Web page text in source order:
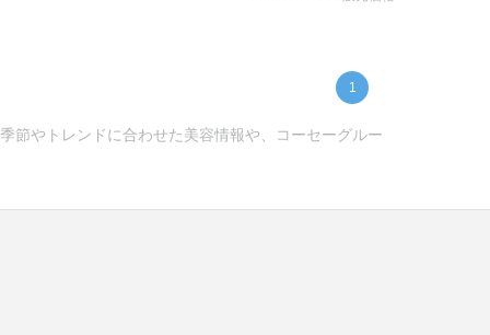
1
節やトレンドに合わせた美容情報や、コーセーグルー